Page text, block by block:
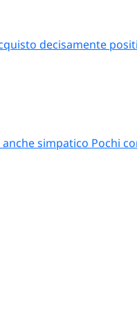
decisamente
simpatico Pochi